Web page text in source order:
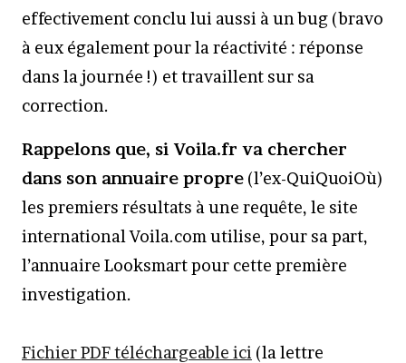
effectivement conclu lui aussi à un bug (bravo
à eux également pour la réactivité : réponse
dans la journée !) et travaillent sur sa
correction.
Rappelons que, si Voila.fr va chercher
dans son annuaire propre (l’ex-QuiQuoiOù)
les premiers résultats à une requête, le site
international Voila.com utilise, pour sa part,
l’annuaire Looksmart pour cette première
investigation.
Fichier PDF téléchargeable ici (la lettre